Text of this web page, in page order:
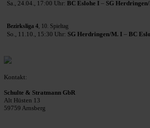
Sa., 24.04., 17:00 Uhr: BC Eslohe I – SG Herdringen/
Bezirksliga 4, 10. Spieltag
So., 11.10., 15:30 Uhr: SG Herdringen/M. I – BC
Kontakt:
Schulte & Stratmann GbR
Alt Hüsten 13
59759 Arnsberg